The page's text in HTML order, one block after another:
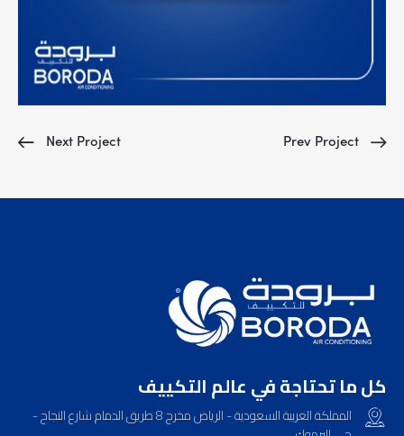
Prev Project
Next Project
ﻛﻞ ﻣﺎ ﺗﺤﺘﺎﺟﺔ ﻓﻲ ﻋﺎﻟﻢ اﻟﺘﻜﻴﻴﻒ
المملكة العربية السعودية - الرياض مخرج 8 طريق الدمام شارع النجاح -